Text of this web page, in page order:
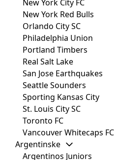
New York City FC
New York Red Bulls
Orlando City SC
Philadelphia Union
Portland Timbers
Real Salt Lake
San Jose Earthquakes
Seattle Sounders
Sporting Kansas City
St. Louis City SC
Toronto FC
Vancouver Whitecaps FC
Argentinske
Argentinos Juniors